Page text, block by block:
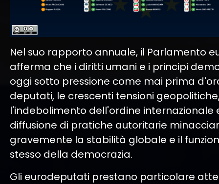
Nel suo rapporto annuale, il Parlamento
afferma che i diritti umani e i principi
oggi sotto pressione come mai prima
deputati, le crescenti tensioni
l'indebolimento dell'ordine internazionale
diffusione di pratiche autoritarie
gravemente la stabilità globale e il
stesso della democrazia.
Gli eurodeputati prestano particolare